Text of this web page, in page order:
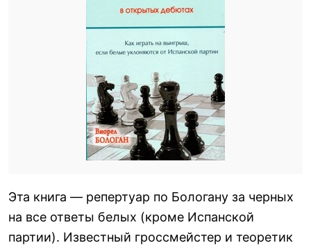
Эта книга — репертуар по Бологану за черных
на все ответы белых (кроме Испанской
партии). Известный гроссмейстер и теоретик